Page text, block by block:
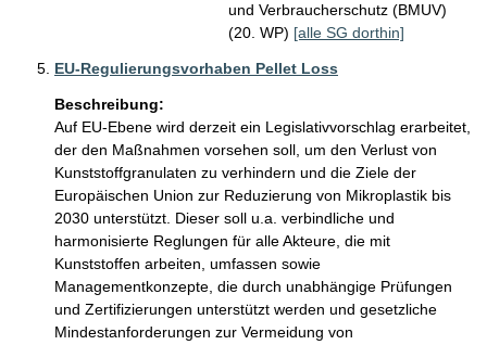
und Verbraucherschutz (BMUV)
(20. WP) [alle SG dorthin]
EU-Regulierungsvorhaben Pellet Loss
Beschreibung:
Auf EU-Ebene wird derzeit ein Legislativvorschlag erarbeitet,
der den Maßnahmen vorsehen soll, um den Verlust von
Kunststoffgranulaten zu verhindern und die Ziele der
Europäischen Union zur Reduzierung von Mikroplastik bis
2030 unterstützt. Dieser soll u.a. verbindliche und
harmonisierte Reglungen für alle Akteure, die mit
Kunststoffen arbeiten, umfassen sowie
Managementkonzepte, die durch unabhängige Prüfungen
und Zertifizierungen unterstützt werden und gesetzliche
Mindestanforderungen zur Vermeidung von